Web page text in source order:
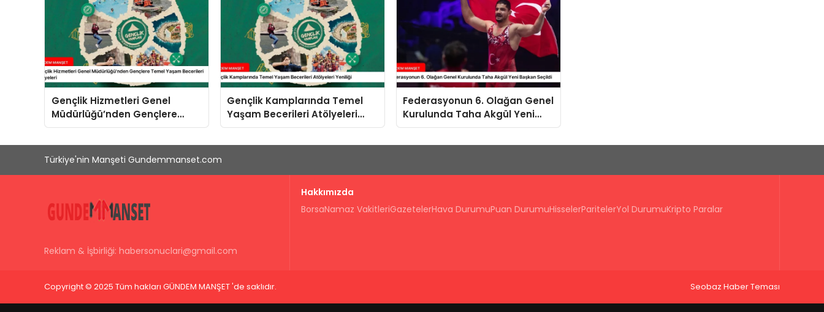
Gençlik Hizmetleri Genel
Müdürlüğü’nden Gençlere
Temel Yaşam Becerileri
Gençlik Kamplarında Temel
Yaşam Becerileri Atölyeleri
Yeniliği
Federasyonun 6. Olağan Genel
Kurulunda Taha Akgül Yeni
Başkan Seçildi
Türkiye'nin Manşeti Gundemmanset.com
Reklam & İşbirliği: habersonuclari@gmail.com
Hakkımızda
BorsaNamaz VakitleriGazetelerHava DurumuPuan DurumuHisselerParitelerYol DurumuKripto Paralar
Copyright © 2025 Tüm hakları GÜNDEM MANŞET 'de saklıdır. Seobaz Haber Teması